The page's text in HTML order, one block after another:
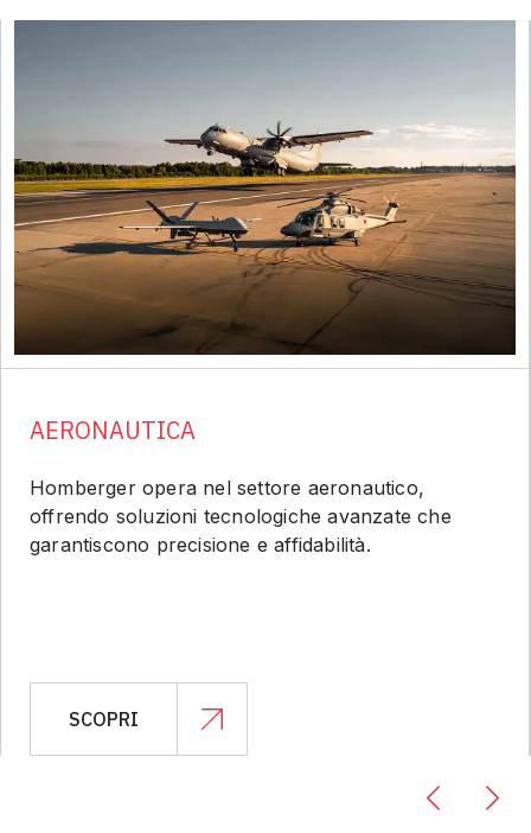
AERONAUTICA
Homberger opera nel settore aeronautico,
offrendo soluzioni tecnologiche avanzate che
garantiscono precisione e affidabilità.
SCOPRI